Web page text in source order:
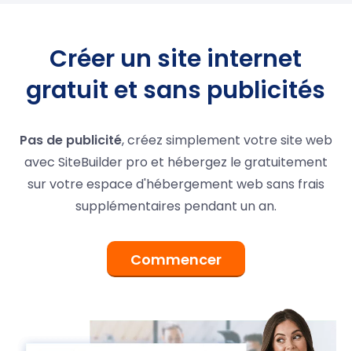
Créer un site internet
gratuit et sans publicités
Pas de publicité, créez simplement votre site web
avec SiteBuilder pro et hébergez le gratuitement
sur votre espace d'hébergement web sans frais
supplémentaires pendant un an.
Commencer